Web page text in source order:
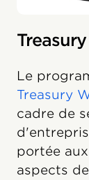
Le
Treasury
cadre de
portée
aspects